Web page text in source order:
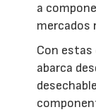
a
mercados
Con estas
abarca